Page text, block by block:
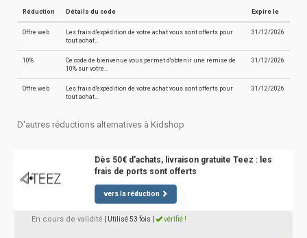
Réduction Détails du code Expire le
Offre web
Les frais d'expédition de votre achat vous sont offerts pour
tout achat…
31/12/2026
10%
Ce code de bienvenue vous permet d'obtenir une remise de
10% sur votre…
31/12/2026
Offre web
Les frais d'expédition de votre achat vous sont offerts pour
tout achat…
31/12/2026
D'autres réductions alternatives à Kidshop
Dès 50€ d'achats, livraison gratuite Teez : les
frais de ports sont offerts
vers la réduction
En cours de validité | Utilisé 53 fois vérifié !